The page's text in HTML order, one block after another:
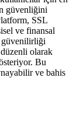
güvenliğini
SSL
ve finansal
güvenilirliği
düzenli olarak
Bu
ve bahis